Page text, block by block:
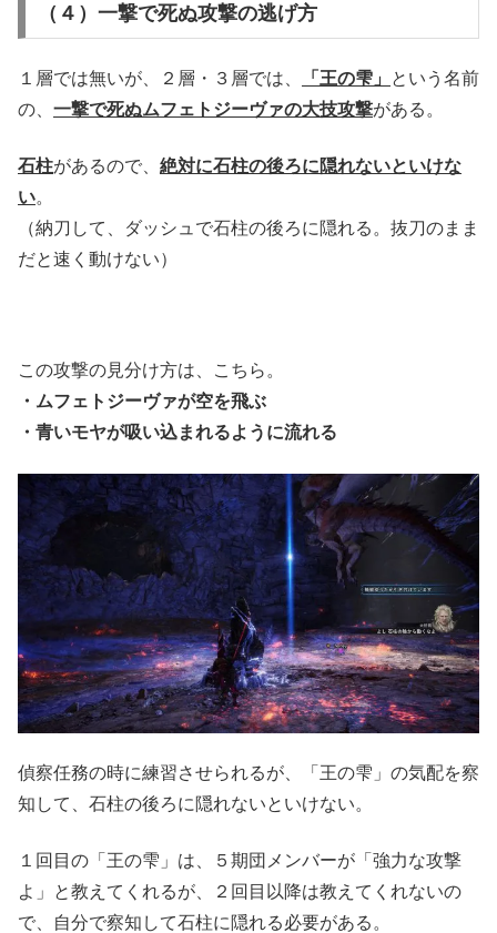
（４）一撃で死ぬ攻撃の逃げ方
１層では無いが、２層・３層では、 「王の雫」
という名前
の、 一撃で死ぬムフェトジーヴァの大技攻撃がある。
石柱があるので、 絶対に石柱の後ろに隠れないといけな
い。
（納刀して、ダッシュで石柱の後ろに隠れる。抜刀のまま
だと速く動けない）
この攻撃の見分け方は、こちら。
・ムフェトジーヴァが空を飛ぶ
・青いモヤが吸い込まれるように流れる
偵察任務の時に練習させられるが、「王の雫」の気配を察
知して、石柱の後ろに隠れないといけない。
１回目の「王の雫」は、５期団メンバーが「強力な攻撃
よ」と教えてくれるが、２回目以降は教えてくれないの
で、自分で察知して石柱に隠れる必要がある。